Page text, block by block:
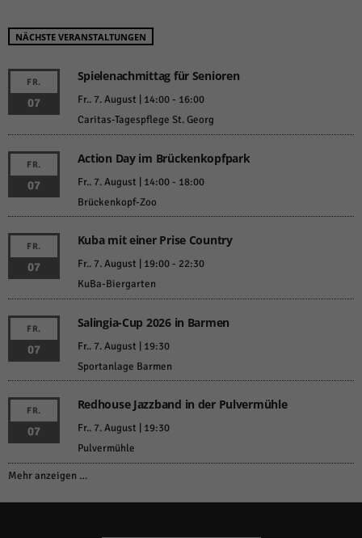
NÄCHSTE VERANSTALTUNGEN
FR.
07
Spielenachmittag für Senioren
Fr.. 7. August | 14:00- 16:00
Caritas-Tagespflege St. Georg
FR.
07
Action Day im Brückenkopfpark
Fr.. 7. August | 14:00- 18:00
Brückenkopf-Zoo
FR.
07
Kuba mit einer Prise Country
Fr.. 7. August | 19:00- 22:30
KuBa-Biergarten
FR.
07
Salingia-Cup 2026 in Barmen
Fr.. 7. August | 19:30
Sportanlage Barmen
FR.
07
Redhouse Jazzband in der Pulvermühle
Fr.. 7. August | 19:30
Pulvermühle
Mehr anzeigen …